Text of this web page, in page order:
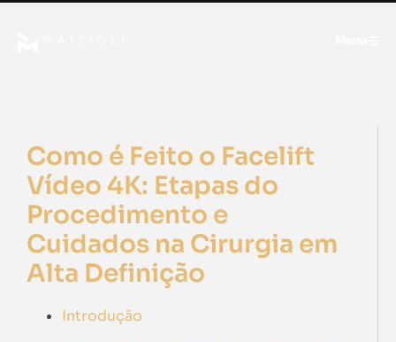
Como é Feito o Facelift
Vídeo 4K: Etapas do
Procedimento e
Cuidados na Cirurgia em
Alta Definição
Introdução